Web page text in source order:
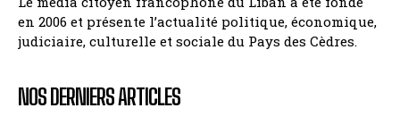
en 2006 et présente l’actualité politique, économique,
judiciaire, culturelle et sociale du Pays des Cèdres.
NOS DERNIERS ARTICLES